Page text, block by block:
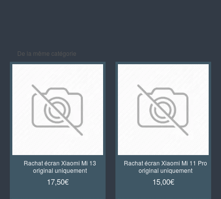
De la même catégorie
Rachat écran Xiaomi Mi 13
original uniquement
17,50€
Rachat écran Xiaomi Mi 11 Pro
original uniquement
15,00€